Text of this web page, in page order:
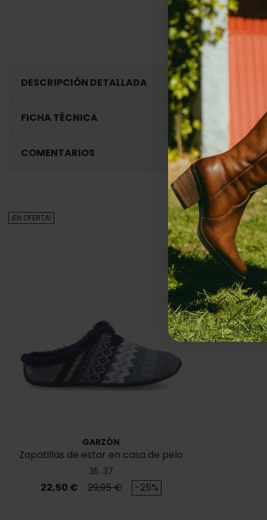
DESCRIPCIÓN DETALLADA
FICHA TÉCNICA
COMENTARIOS
GARZÓN
Zapatillas de estar en casa de pelo
15400.349
35 37
Precio
22,50 € Precio base
29,95 € -25%
¡EN OFERTA!